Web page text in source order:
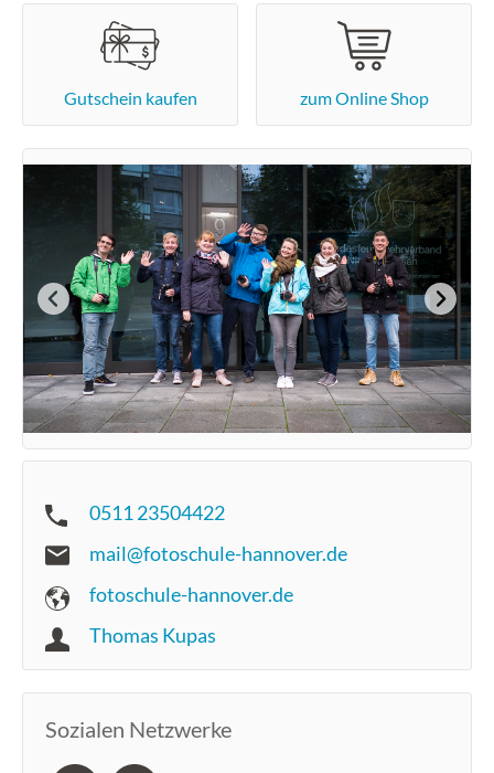
Gutschein kaufen zum Online Shop
0511 23504422
mail@fotoschule-hannover.de
fotoschule-hannover.de
Thomas Kupas
Sozialen Netzwerke